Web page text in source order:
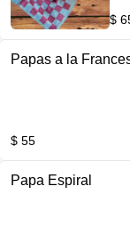
$
Papas a la
$ 55
Papa Espiral